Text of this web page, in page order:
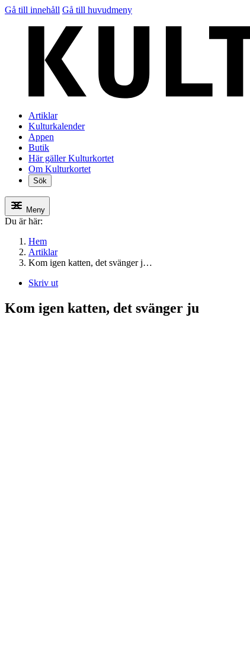
Gå till innehåll Gå till huvudmeny
Artiklar
Kulturkalender
Appen
Butik
Här gäller Kulturkortet
Om Kulturkortet
Sök
Meny
Du är här:
Hem
Artiklar
Kom igen katten, det svänger j…
Skriv ut
Kom igen katten, det svänger ju